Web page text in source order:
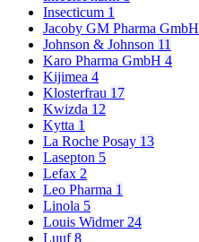
Insecticum 1
Jacoby GM Pharma GmbH
Johnson & Johnson 11
Karo Pharma GmbH 4
Kijimea 4
Klosterfrau 17
Kwizda 12
Kytta 1
La Roche Posay 13
Lasepton 5
Lefax 2
Leo Pharma 1
Linola 5
Louis Widmer24
Luuf8